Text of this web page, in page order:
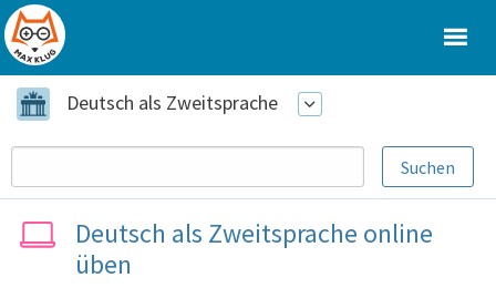
Deutsch als Zweitsprache
Deutsch als Zweitsprache online
üben